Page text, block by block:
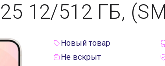
12/512 ГБ,
Новый товар
Не вскрыт